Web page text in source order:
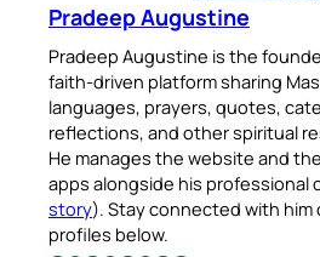
Pradeep Augustine
Pradeep Augustine is the
faith-driven platform sharing
languages, prayers, quotes,
reflections, and other spiritual
He manages the website and
apps alongside his professional
story). Stay connected with him
profiles below.